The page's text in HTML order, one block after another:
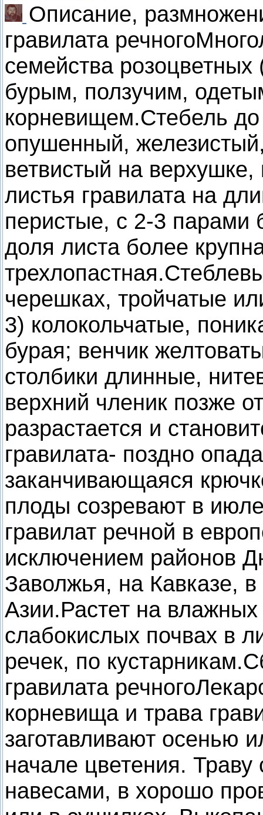
Описание,
гравилата
семейства
бурым, ползучим,
корневищем.Стебель
опушенный,
ветвистый на
листья гравилата на
перистые, с 2-3 парами
доля листа более
черешках, тройчатые
3) колокольчатые,
бурая; венчик
столбики длинные,
верхний членик позже
разрастается и
гравилата- поздно
заканчивающаяся
плоды созревают в
гравилат речной в
исключением районов
Заволжья, на Кавказе,
Азии.Растет на
слабокислых почвах в
речек, по кустарникам.
гравилата
корневища и трава
заготавливают осенью
начале цветения.
навесами, в хорошо